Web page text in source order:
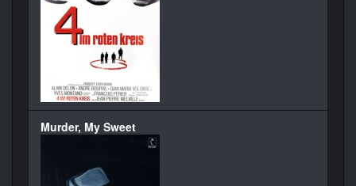
Murder, My Sweet